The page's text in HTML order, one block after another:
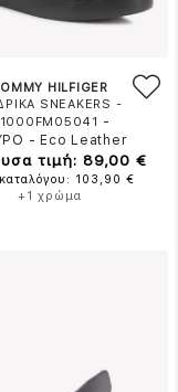
HILFIGER
SNEAKERS -
-
- Eco Leather
τιμή: 89,00 €
103,90 €
+1 χρώμα